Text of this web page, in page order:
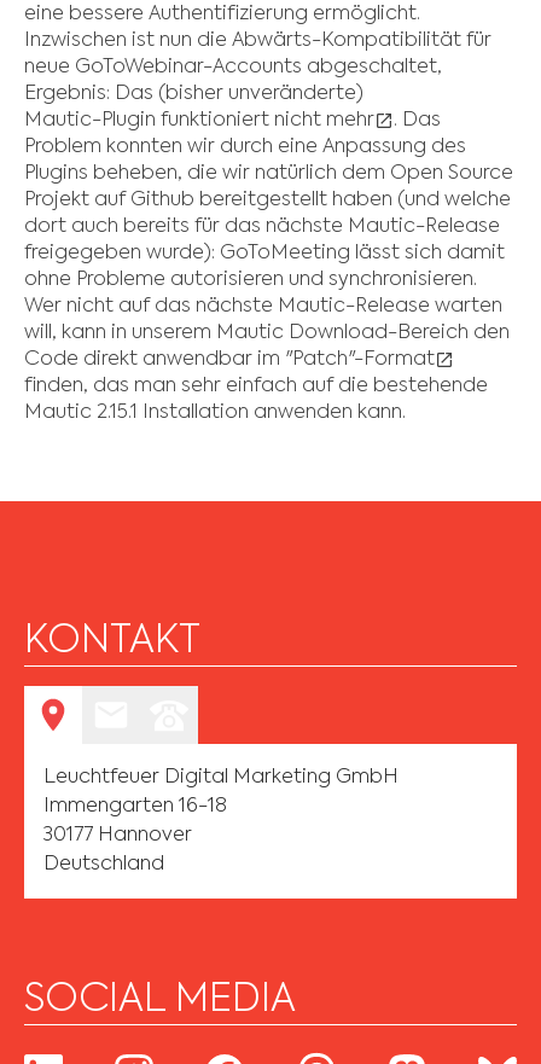
eine bessere Authentifizierung ermöglicht.
Inzwischen ist nun die Abwärts-Kompatibilität für
neue GoToWebinar-Accounts abgeschaltet,
Ergebnis: Das (bisher unveränderte)
Mautic-Plugin funktioniert nicht mehr
. Das
Problem konnten wir durch eine Anpassung des
Plugins beheben, die wir natürlich dem Open Source
Projekt auf Github bereitgestellt haben (und welche
dort auch bereits für das nächste Mautic-Release
freigegeben wurde): GoToMeeting lässt sich damit
ohne Probleme autorisieren und synchronisieren.
Wer nicht auf das nächste Mautic-Release warten
will, kann in unserem Mautic Download-Bereich den
Code direkt anwendbar im "Patch"-Format
finden, das man sehr einfach auf die bestehende
Mautic 2.15.1 Installation anwenden kann.
KONTAKT
Leuchtfeuer Digital Marketing GmbH
Immengarten 16-18
30177 Hannover
Deutschland
SOCIAL MEDIA